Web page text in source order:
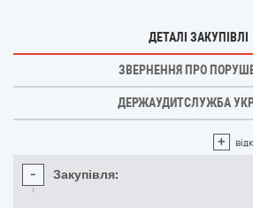
ДЕТАЛІ ЗАКУПІВЛІ
ЗВЕРНЕННЯ ПРО
ДЕРЖАУДИТСЛУЖБА
+
- Закупівля: